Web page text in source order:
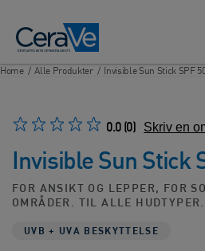
Søk
Home / Alle Produkter / Invisible Sun Stick SPF
0.0 (0) Skriv en
Invisible Sun Stick
FOR ANSIKT OG LEPPER, FOR
OMRÅDER. TIL ALLE HUDTYPER.
UVB + UVA BESKYTTELSE